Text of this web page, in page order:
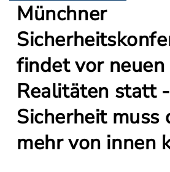
Münchner
findet vor neuen
Realitäten statt
Sicherheit muss
mehr von innen